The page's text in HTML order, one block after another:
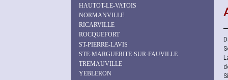
HAUTOT-LE-VATOIS
NORMANVILLE
RICARVILLE
ROCQUEFORT
ST-PIERRE-LAVIS
STE-MARGUERITE-SUR-FAUVILLE
TREMAUVILLE
YEBLERON